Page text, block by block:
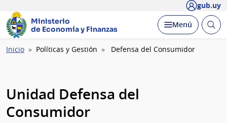
gub.uy
Ministerio
de Economía y Finanzas
Desplegar
Menú Abrir
Ruta
Inicio Políticas y Gestión Defensa del Consumidor
Unidad Defensa del
Consumidor